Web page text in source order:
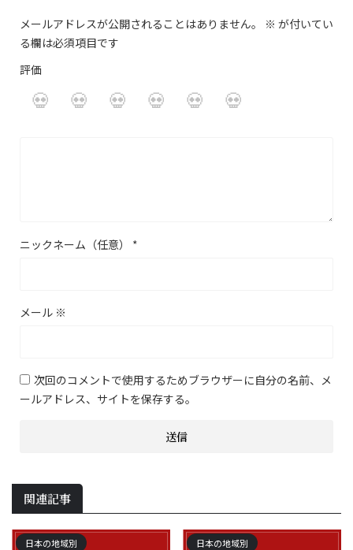
メールアドレスが公開されることはありません。 ※ が付いてい
る欄は必須項目です
評価
ニックネーム（任意） *
メール ※
次回のコメントで使用するためブラウザーに自分の名前、メ
ールアドレス、サイトを保存する。
関連記事
日本の地域別 日本の地域別